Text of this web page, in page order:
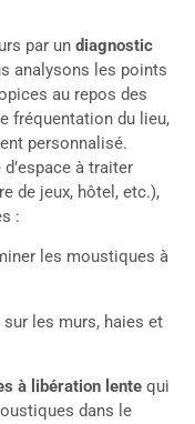
par un diagnostic
analysons les points
au repos des
fréquentation du lieu,
personnalisé.
à traiter
de jeux, hôtel, etc.),
:
les moustiques à
sur les murs, haies et
à libération lente qui
dans le